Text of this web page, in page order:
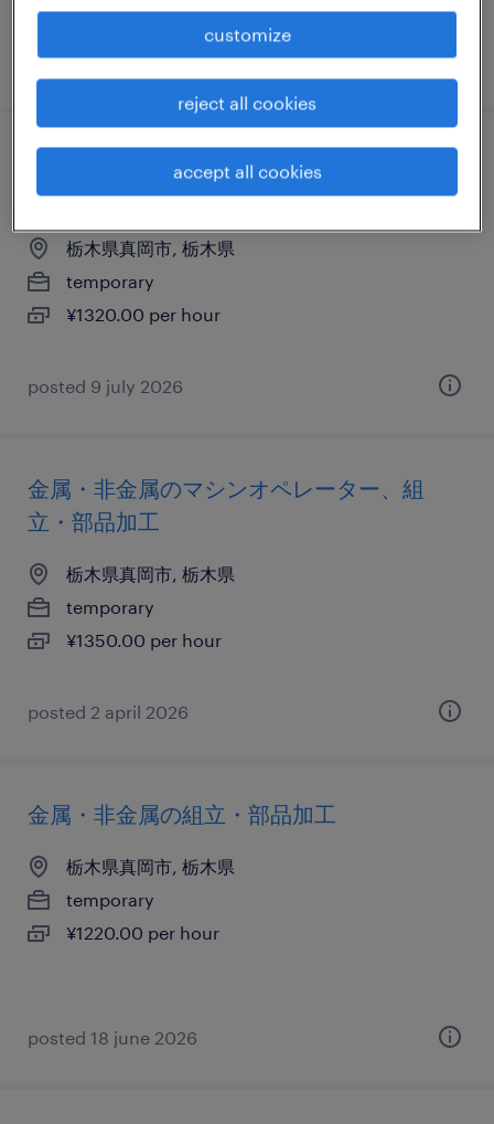
posted 23 july 2026
食料品の食品加工・検査・袋詰め、検査、
仕分け・ピッキング・梱包、検品
栃木県真岡市, 栃木県
temporary
¥1320.00 per hour
posted 9 july 2026
金属・非金属のマシンオペレーター、組
立・部品加工
栃木県真岡市, 栃木県
temporary
¥1350.00 per hour
posted 2 april 2026
金属・非金属の組立・部品加工
栃木県真岡市, 栃木県
temporary
¥1220.00 per hour
posted 18 june 2026
customize
reject all cookies
accept all cookies